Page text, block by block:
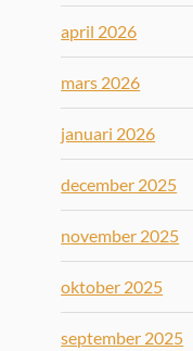
april 2026
mars 2026
januari 2026
december 2025
november 2025
oktober 2025
september 2025